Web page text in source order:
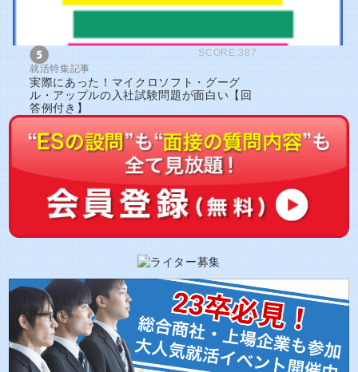
SCORE:387
就活特集記事
実際にあった！マイクロソフト・グーグ
ル・アップルの入社試験問題が面白い【回
答例付き】